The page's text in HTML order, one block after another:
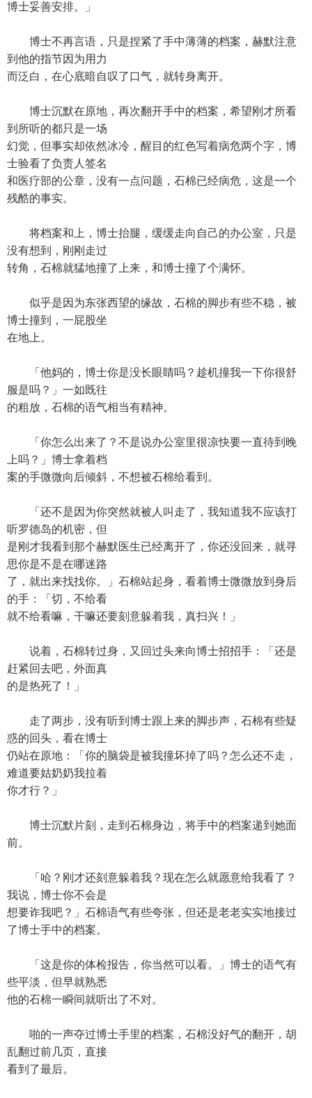
博士妥善安排。」
博士不再言语，只是捏紧了手中薄薄的档案，赫默注意
到他的指节因为用力
而泛白，在心底暗自叹了口气，就转身离开。
博士沉默在原地，再次翻开手中的档案，希望刚才所看
到所听的都只是一场
幻觉，但事实却依然冰冷，醒目的红色写着病危两个字，博
士验看了负责人签名
和医疗部的公章，没有一点问题，石棉已经病危，这是一个
残酷的事实。
将档案和上，博士抬腿，缓缓走向自己的办公室，只是
没有想到，刚刚走过
转角，石棉就猛地撞了上来，和博士撞了个满怀。
似乎是因为东张西望的缘故，石棉的脚步有些不稳，被
博士撞到，一屁股坐
在地上。
「他妈的，博士你是没长眼睛吗？趁机撞我一下你很舒
服是吗？」一如既往
的粗放，石棉的语气相当有精神。
「你怎么出来了？不是说办公室里很凉快要一直待到晚
上吗？」博士拿着档
案的手微微向后倾斜，不想被石棉给看到。
「还不是因为你突然就被人叫走了，我知道我不应该打
听罗德岛的机密，但
是刚才我看到那个赫默医生已经离开了，你还没回来，就寻
思你是不是在哪迷路
了，就出来找找你。」石棉站起身，看着博士微微放到身后
的手：「切，不给看
就不给看嘛，干嘛还要刻意躲着我，真扫兴！」
说着，石棉转过身，又回过头来向博士招招手：「还是
赶紧回去吧，外面真
的是热死了！」
走了两步，没有听到博士跟上来的脚步声，石棉有些疑
惑的回头，看在博士
仍站在原地：「你的脑袋是被我撞坏掉了吗？怎么还不走，
难道要姑奶奶我拉着
你才行？」
博士沉默片刻，走到石棉身边，将手中的档案递到她面
前。
「哈？刚才还刻意躲着我？现在怎么就愿意给我看了？
我说，博士你不会是
想要诈我吧？」石棉语气有些夸张，但还是老老实实地接过
了博士手中的档案。
「这是你的体检报告，你当然可以看。」博士的语气有
些平淡，但早就熟悉
他的石棉一瞬间就听出了不对。
啪的一声夺过博士手里的档案，石棉没好气的翻开，胡
乱翻过前几页，直接
看到了最后。